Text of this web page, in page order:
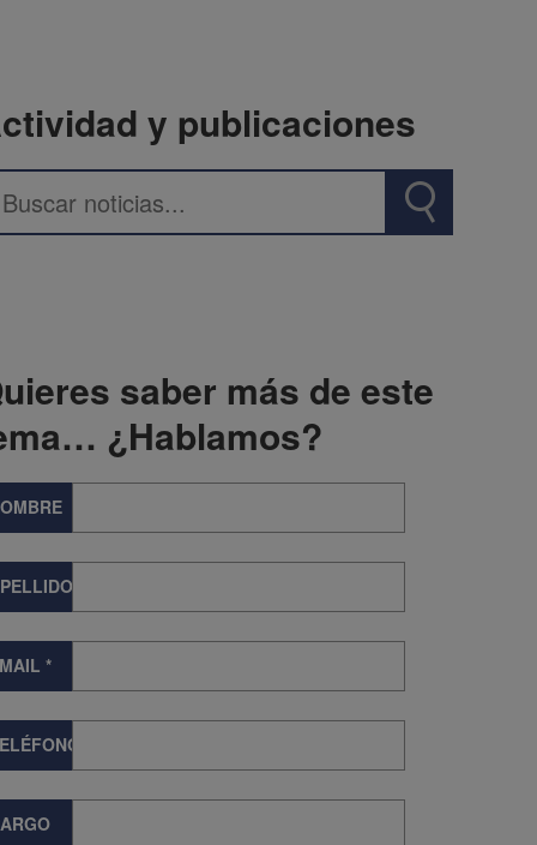
y publicaciones
saber más de este
¿Hablamos?
*